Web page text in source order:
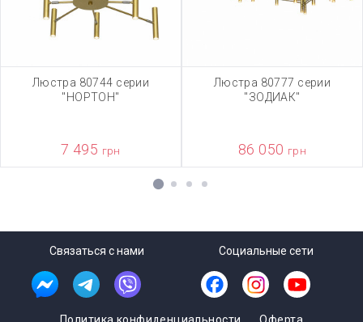
Люстра 80744 серии
"НОРТОН"
7 495 грн
Люстра 80777 серии
"ЗОДИАК"
86 050 грн
1 2 3 4
Связаться с нами Социальные сети